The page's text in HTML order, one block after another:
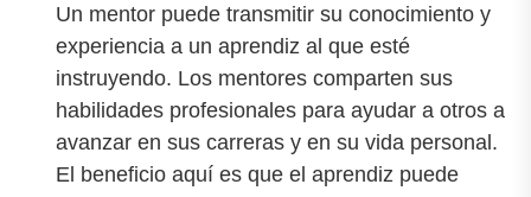
Un mentor puede transmitir su conocimiento y
experiencia a un aprendiz al que esté
instruyendo. Los mentores comparten sus
habilidades profesionales para ayudar a otros a
avanzar en sus carreras y en su vida personal.
El beneficio aquí es que el aprendiz puede